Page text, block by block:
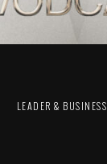
LEADER & BUSINESS